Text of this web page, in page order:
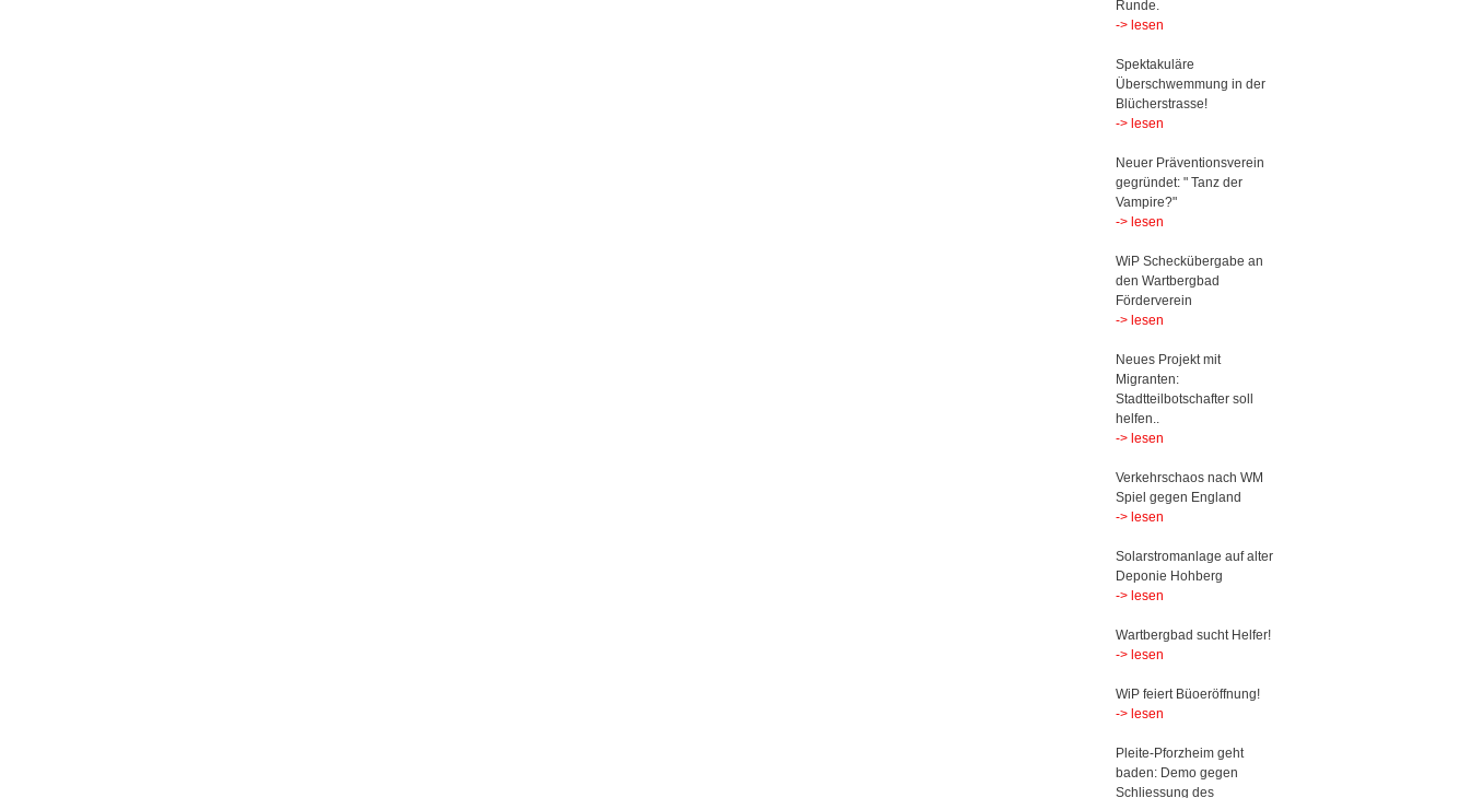
Runde.
-> lesen
Spektakuläre
Überschwemmung in der
Blücherstrasse!
-> lesen
Neuer Präventionsverein
gegründet: " Tanz der
Vampire?"
-> lesen
WiP Scheckübergabe an
den Wartbergbad
Förderverein
-> lesen
Neues Projekt mit
Migranten:
Stadtteilbotschafter soll
helfen..
-> lesen
Verkehrschaos nach WM
Spiel gegen England
-> lesen
Solarstromanlage auf alter
Deponie Hohberg
-> lesen
Wartbergbad sucht Helfer!
-> lesen
WiP feiert Büoeröffnung!
-> lesen
Pleite-Pforzheim geht
baden: Demo gegen
Schliessung des